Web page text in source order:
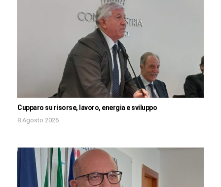
Cupparo su risorse, lavoro, energia e sviluppo
8 Agosto 2026